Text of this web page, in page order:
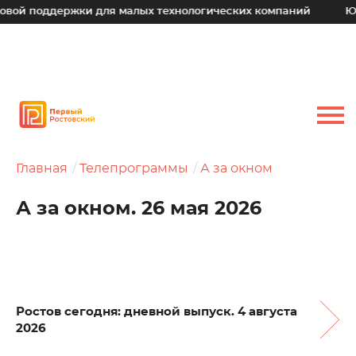
для малых технологических компаний Юрий
Главная Телепрограммы А за окном
А за окном. 26 мая 2026
Ростов сегодня: дневной выпуск. 4 августа
2026